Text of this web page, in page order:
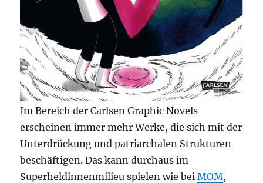
Im Bereich der Carlsen Graphic Novels
erscheinen immer mehr Werke, die sich mit der
Unterdrückung und patriarchalen Strukturen
beschäftigen. Das kann durchaus im
Superheldinnenmilieu spielen wie beiMOM,